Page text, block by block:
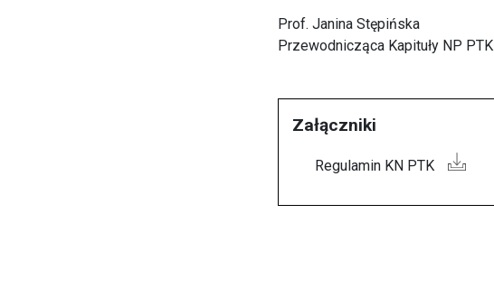
Prof. Janina Stępińska
Przewodnicząca Kapituły NP PTK
Załączniki
Regulamin KN PTK